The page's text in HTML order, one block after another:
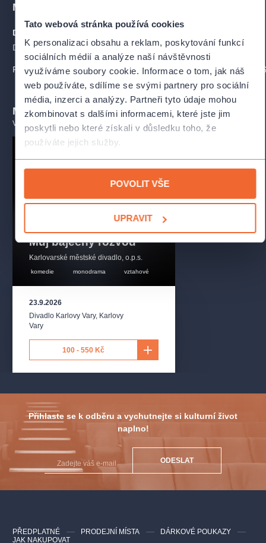
Tato webová stránka používá cookies
K personalizaci obsahu a reklam, poskytování funkcí
sociálních médií a analýze naší návštěvnosti
využíváme soubory cookie. Informace o tom, jak náš
web používáte, sdílíme se svými partnery pro sociální
média, inzerci a analýzy. Partneři tyto údaje mohou
zkombinovat s dalšími informacemi, které jste jim
poskytli nebo které získali v důsledku toho, že
používáte jejich služby.
POVOLIT VŠE
UPRAVIT
Režie
Hrají
Radek Holub, Alena Mihulová, Petr Buchta, Barbora Mošnová
Místa
Divadlo Karlovy Vary
Divadelní náměstí 21, Karlovy Vary
ZOBRAZIT NA MAPĚ
PROFIL POŘADATELE KARLOVARSKÉ MĚSTSKÉ DIVADLO,
Mohlo by se vám líbit
VŠECHNY TERMÍNY
Můj báječný rozvod
Karlovarské městské divadlo, o.p.s.
komedie monodrama vztahové
23.9.2026
Divadlo Karlovy Vary, Karlovy
Vary
100 - 550 Kč
Přihlaste se k odběru a vychutnejte si kulturní život
naplno!
ODESLAT
PŘEDPLATNÉ PRODEJNÍ MÍSTA
DÁRKOVÉ POUKAZY
JAK NAKUPOVAT